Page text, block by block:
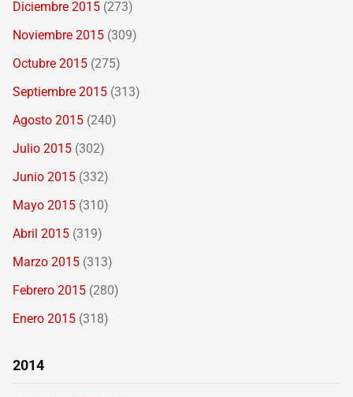
Diciembre 2015 (273)
Noviembre 2015 (309)
Octubre 2015 (275)
Septiembre 2015 (313)
Agosto 2015 (240)
Julio 2015 (302)
Junio 2015 (332)
Mayo 2015 (310)
Abril 2015 (319)
Marzo 2015 (313)
Febrero 2015 (280)
Enero 2015 (318)
2014